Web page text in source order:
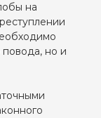
на
повода, но и